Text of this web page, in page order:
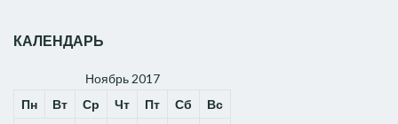
КАЛЕНДАРЬ
Ноябрь 2017
Пн
Вт Ср Чт Пт Сб
Вс